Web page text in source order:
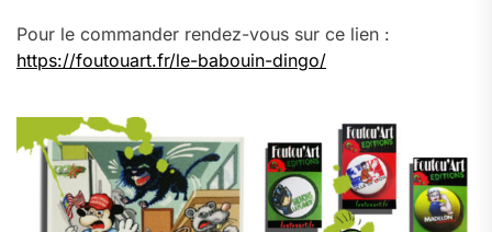
Pour le commander rendez-vous sur ce lien :
https://foutouart.fr/le-babouin-dingo/